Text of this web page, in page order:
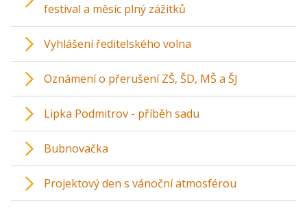
festival a měsíc plný zážitků
Vyhlášení ředitelského volna
Oznámení o přerušení ZŠ, ŠD, MŠ a ŠJ
Lipka Podmitrov - příběh sadu
Bubnovačka
Projektový den s vánoční atmosférou